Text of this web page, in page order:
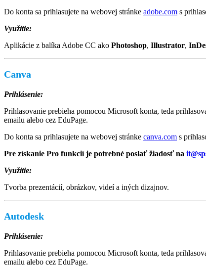
Do konta sa prihlasujete na webovej stránke adobe.com s
Využitie:
Aplikácie z balíka Adobe CC ako Photoshop, Illustrator,
Canva
Prihlásenie:
Prihlasovanie prebieha pomocou Microsoft konta, teda
emailu alebo cez EduPage.
Do konta sa prihlasujete na webovej stránke canva.com s
Pre získanie Pro funkcií je potrebné poslať žiadosť na
Využitie:
Tvorba prezentácií, obrázkov, videí a iných dizajnov.
Autodesk
Prihlásenie:
Prihlasovanie prebieha pomocou Microsoft konta, teda
emailu alebo cez EduPage.